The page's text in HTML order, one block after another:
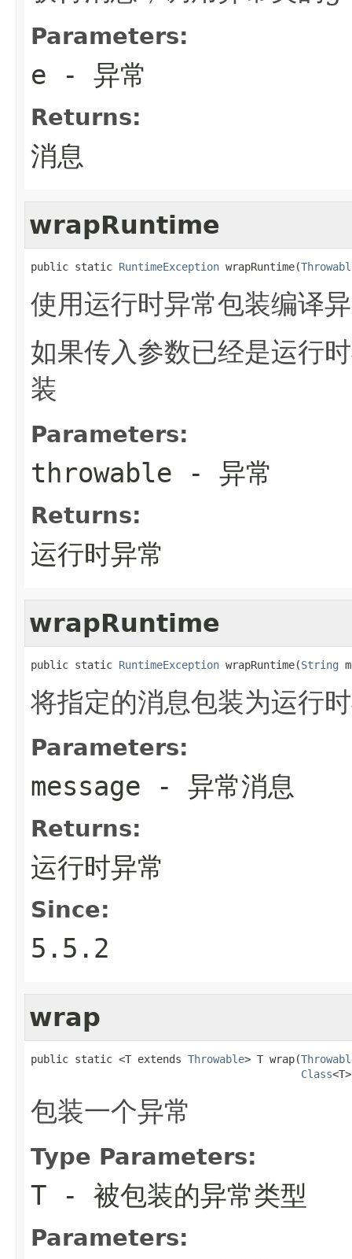
Parameters:
e - 异常
Returns:
消息
wrapRuntime
public static RuntimeException wrapRuntime(
使用运行时异常包装编译
如果传入参数已经是运行
装
Parameters:
throwable - 异常
Returns:
运行时异常
wrapRuntime
public static RuntimeException wrapRuntime(String
将指定的消息包装为运行
Parameters:
message - 异常消息
Returns:
运行时异常
Since:
5.5.2
wrap
public static <T extends Throwable> T wrap(
Class
包装一个异常
Type Parameters:
T - 被包装的异常类型
Parameters: